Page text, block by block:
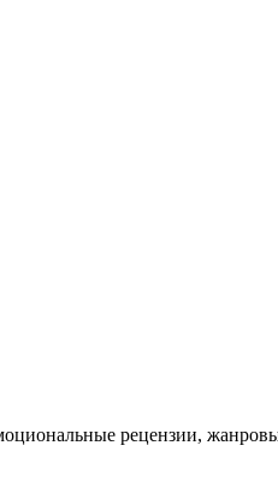
рецензии,